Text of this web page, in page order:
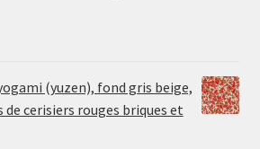
(yuzen), fond gris beige,
cerisiers rouges briques et